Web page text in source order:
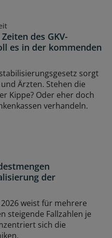
des GKV-
es in der kommenden
sorgt
Ärzten. Stehen die
Kippe? Oder eher doch
verhandeln.
der
weist für mehrere
steigende Fallzahlen je
sich die